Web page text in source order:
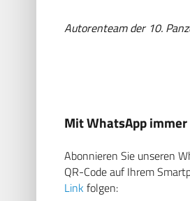
Autorenteam der 10.
Mit WhatsApp
Abonnieren Sie unseren
QR-Code auf Ihrem
Link folgen: